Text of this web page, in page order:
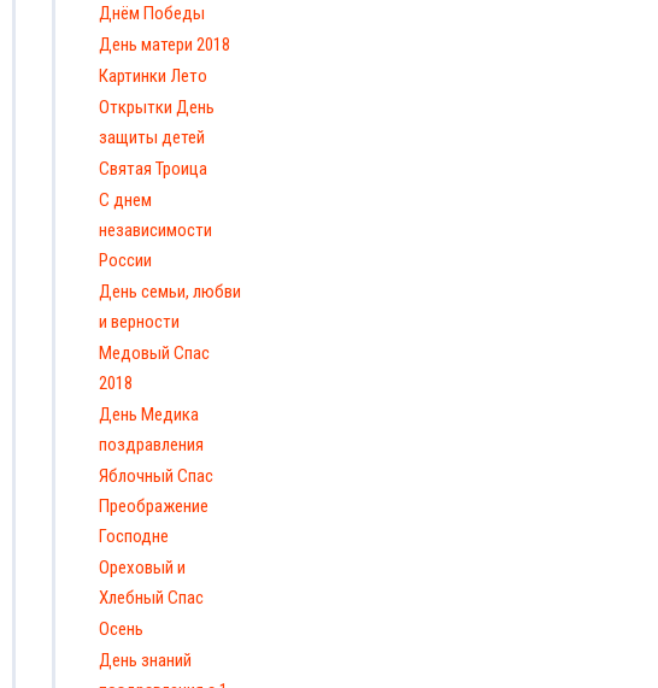
Днём Победы
День матери 2018
Картинки Лето
Открытки День
защиты детей
Святая Троица
С днем
независимости
России
День семьи, любви
и верности
Медовый Спас
2018
День Медика
поздравления
Яблочный Спас
Преображение
Господне
Ореховый и
Хлебный Спас
Осень
День знаний